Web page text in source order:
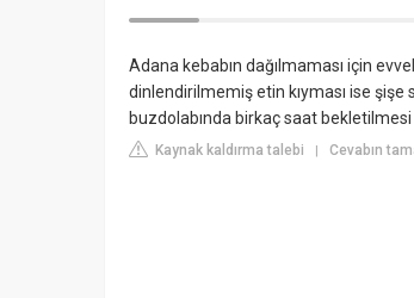
Adana kebabın dağılmaması için
dinlendirilmemiş etin kıyması ise
buzdolabında birkaç saat bekletilmesi
Kaynak kaldırma talebi | Cevabın